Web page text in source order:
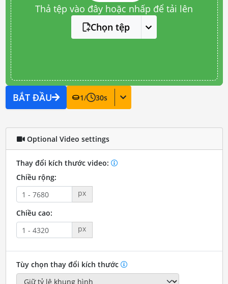
Thả tệp vào đây hoặc nhấp để tải lên
Chọn tệp
BẮT ĐẦU 1/ 30s
Optional Video settings
Thay đổi kích thước video:
Chiều rộng:
px
Chiều cao:
px
Tùy chọn thay đổi kích thước